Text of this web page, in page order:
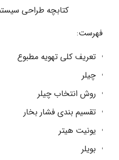
کتابچه طراحی
فهرست:
تعریف کلی تهویه مطبوع
چیلر
روش انتخاب چیلر
تقسیم بندی فشار بخار
یونیت هیتر
بویلر